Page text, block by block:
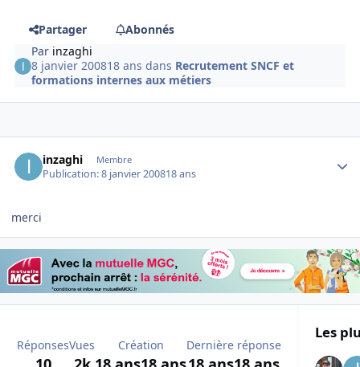
Partager
Abonnés
Par inzaghi
8 janvier 200818 ans dans Recrutement SNCF et
formations internes aux métiers
inzaghi Membre
Publication:8 janvier 200818 ans
merci
RéponsesVues Création Dernière réponse
Les